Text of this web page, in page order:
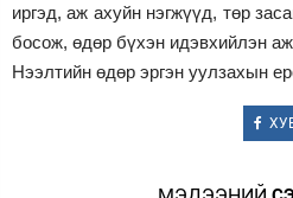
иргэд, аж ахуйн нэгжүүд, төр
босож, өдөр бүхэн идэвхийлэн
Нээлтийн өдөр эргэн уулзахын